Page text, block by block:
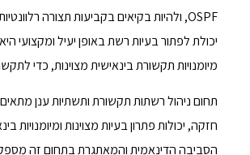
OSPF, ולהיות בקיאים בקביעות תצורה רלוונטיות.
יכולת לפתור בעיות רשת באופן יעיל
מיומנויות תקשורת בינאישית מצוינות, כדי
חזקה, יכולות פתרון בעיות מצוינות ומיומנויות
הסביבה הדינאמית והמאתגרת בתחום זה